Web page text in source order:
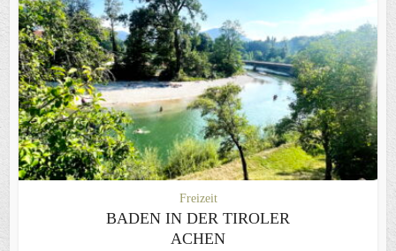
Freizeit
BADEN IN DER TIROLER
ACHEN